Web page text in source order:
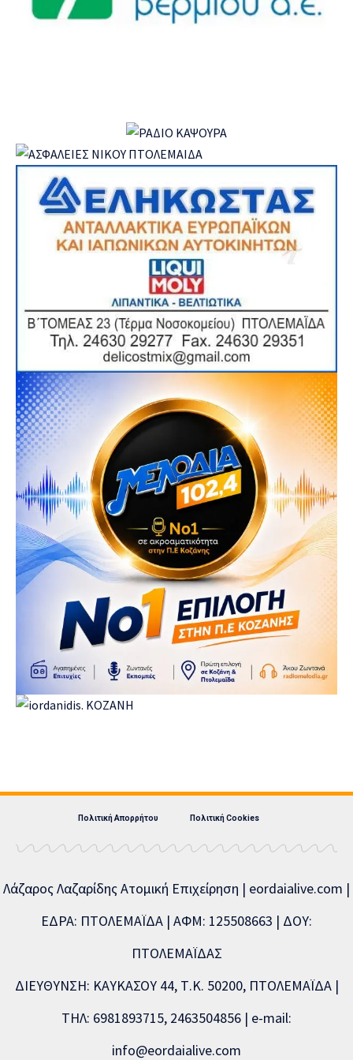
Πολιτική Απορρήτου Πολιτική Cookies
Λάζαρος Λαζαρίδης Ατομική Επιχείρηση | eordaialive.com |
ΕΔΡΑ: ΠΤΟΛΕΜΑΪΔΑ | ΑΦΜ: 125508663 | ΔΟΥ:
ΠΤΟΛΕΜΑΪΔΑΣ
ΔΙΕΥΘΥΝΣΗ: ΚΑΥΚΑΣΟΥ 44, Τ.Κ. 50200, ΠΤΟΛΕΜΑΪΔΑ |
ΤΗΛ: 6981893715, 2463504856 | e-mail:
info@eordaialive.com